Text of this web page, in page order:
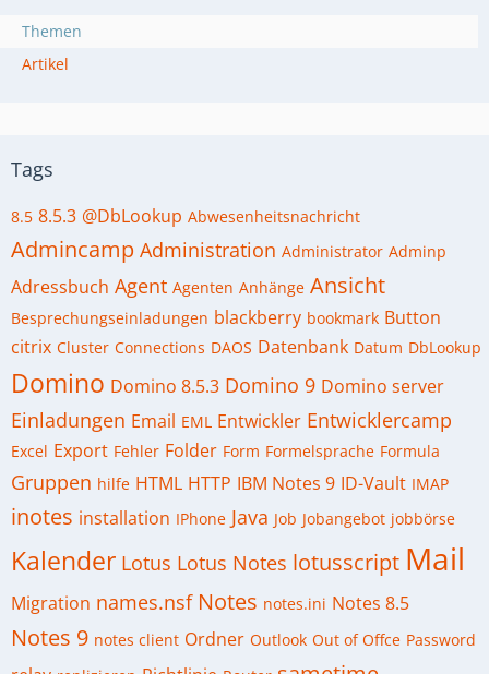
Themen
Artikel
Tags
8.5 8.5.3 @DbLookup Abwesenheitsnachricht
Admincamp Administration Administrator Adminp
Adressbuch Agent Agenten Anhänge Ansicht
Besprechungseinladungen blackberry bookmark Button
citrix Cluster Connections DAOS Datenbank Datum DbLookup
Domino Domino 8.5.3 Domino 9 Domino server
Einladungen Email EML Entwickler Entwicklercamp
Excel Export Fehler Folder Form Formelsprache Formula
Gruppen hilfe HTML HTTP IBM Notes 9 ID-Vault IMAP
inotes installation IPhone Java Job Jobangebot jobbörse
Kalender Lotus Lotus Notes lotusscript Mail
Migration names.nsf Notes notes.ini Notes 8.5
Notes 9 notes client Ordner Outlook Out of Offce Password